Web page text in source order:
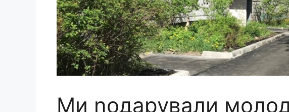
Ми nодарували